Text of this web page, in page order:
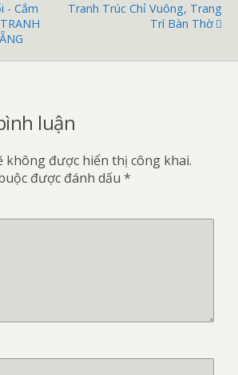
- Cắm
Tranh Trúc Chỉ Vuông, Trang
Trí Bàn Thờ
luận
không được hiển thị công khai.
được đánh dấu *